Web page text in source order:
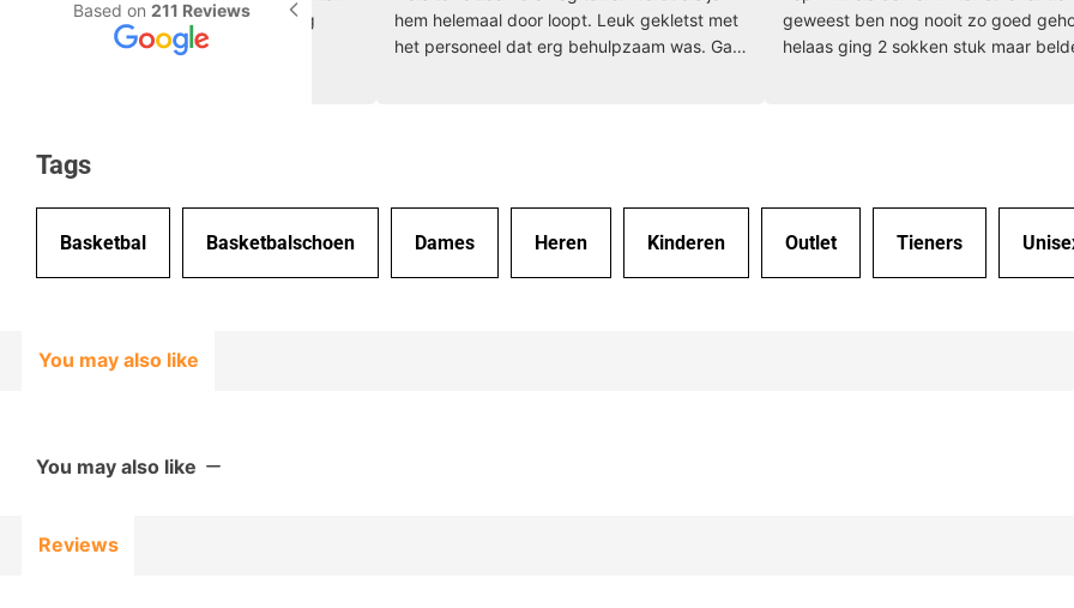
Based on 211 Reviews
keren schoenen en kleding
online als in de winkel.
hem helemaal door loopt. Leuk gekletst met
het personeel dat erg behulpzaam was. Ga
geweest ben nog nooit zo goed geholpen
helaas ging 2 sokken stuk maar belde van
Tags
Basketbal Basketbalschoen Dames Heren Kinderen Outlet Tieners
You may also like
You may also like
Reviews